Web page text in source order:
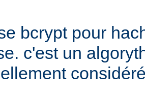
bcrypt pour
c'est un